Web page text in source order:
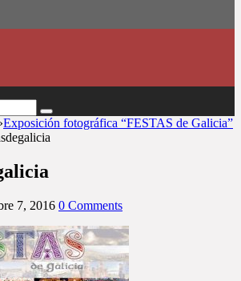
Exposición fotográfica “FESTAS de Galicia”
7, 2016 0 Comments